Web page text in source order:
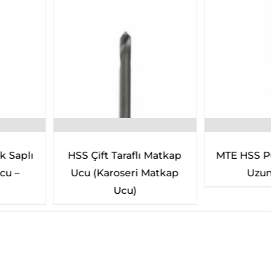
HSS Çift Taraflı Matkap
Ucu (Karoseri Matkap
MTE HSS Punta Matkabı